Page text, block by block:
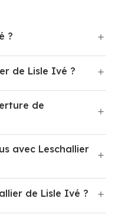
?
de Lisle Ivé ?
de
avec Leschallier
de Lisle Ivé ?